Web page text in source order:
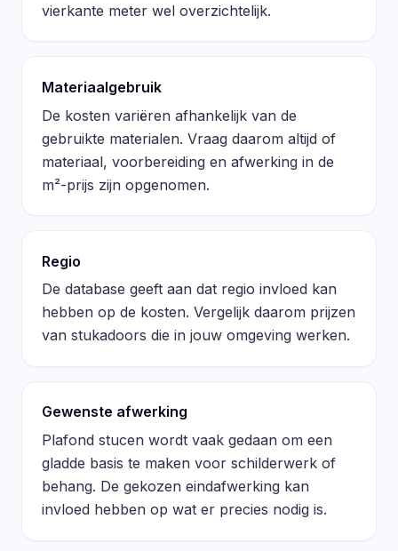
vierkante meter wel overzichtelijk.
Materiaalgebruik
De kosten variëren afhankelijk van de
gebruikte materialen. Vraag daarom altijd of
materiaal, voorbereiding en afwerking in de
m²-prijs zijn opgenomen.
Regio
De database geeft aan dat regio invloed kan
hebben op de kosten. Vergelijk daarom prijzen
van stukadoors die in jouw omgeving werken.
Gewenste afwerking
Plafond stucen wordt vaak gedaan om een
gladde basis te maken voor schilderwerk of
behang. De gekozen eindafwerking kan
invloed hebben op wat er precies nodig is.